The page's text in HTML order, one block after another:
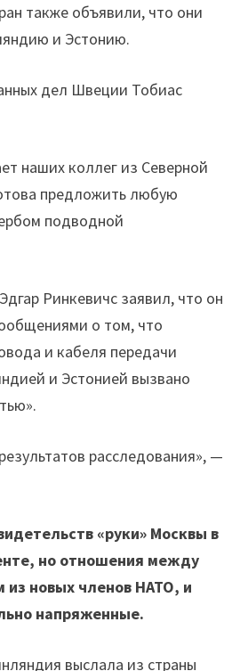
также объявили, что они
и Эстонию.
дел Швеции Тобиас
наших коллег из Северной
предложить любую
подводной
Ринкевичс заявил, что он
о том, что
и кабеля передачи
и Эстонией вызвано
расследования», —
«руки» Москвы в
но отношения между
новых членов НАТО, и
напряженные.
выслала из страны